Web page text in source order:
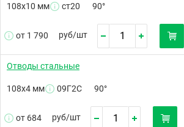
108х10 мм ст20 90°
от 1 790 руб/шт
Отводы стальные
108х4 мм 09Г2С 90°
от 684 руб/шт